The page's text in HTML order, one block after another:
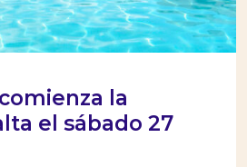
la
el sábado 27